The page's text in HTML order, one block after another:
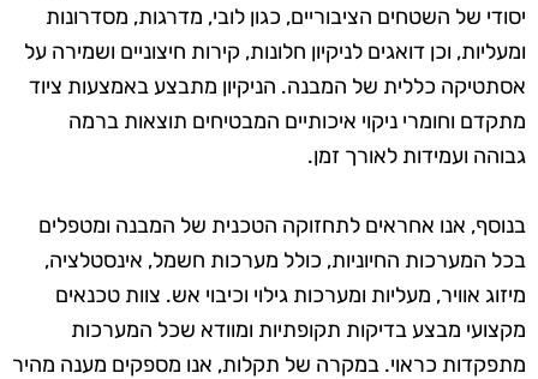
יסודי של השטחים הציבוריים, כגון לובי, מדרגות, מסדרונות
ומעליות, וכן דואגים לניקיון חלונות, קירות חיצוניים ושמירה על
אסתטיקה כללית של המבנה. הניקיון מתבצע באמצעות ציוד
מתקדם וחומרי ניקוי איכותיים המבטיחים תוצאות ברמה
גבוהה ועמידות לאורך זמן.
בנוסף, אנו אחראים לתחזוקה הטכנית של המבנה ומטפלים
בכל המערכות החיוניות, כולל מערכות חשמל, אינסטלציה,
מיזוג אוויר, מעליות ומערכות גילוי וכיבוי אש. צוות טכנאים
מקצועי מבצע בדיקות תקופתיות ומוודא שכל המערכות
מתפקדות כראוי. במקרה של תקלות, אנו מספקים מענה מהיר